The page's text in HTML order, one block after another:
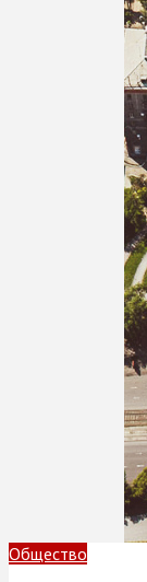
Общество